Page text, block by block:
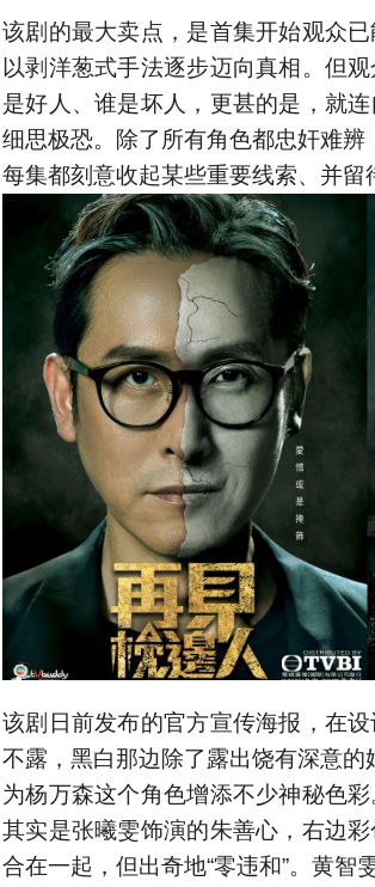
该剧的最大卖点，是首集开始观众
以剥洋葱式手法逐步迈向真相。但
是好人、谁是坏人，更甚的是，就
细思极恐。除了所有角色都忠奸难辨
每集都刻意收起某些重要线索、并留
该剧日前发布的官方宣传海报，在
不露，黑白那边除了露出饶有深意的
为杨万森这个角色增添不少神秘色
其实是张曦雯饰演的朱善心，右边
合在一起，但出奇地“零违和”。黄